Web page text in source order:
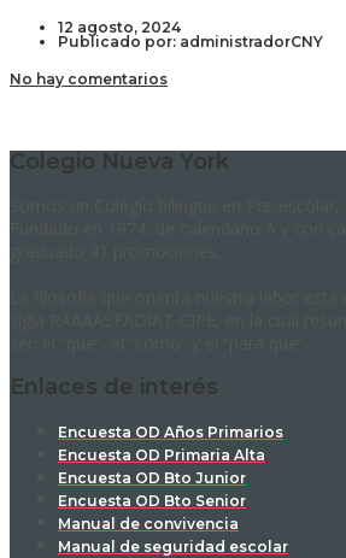
12 agosto, 2024
Publicado por: administradorCNY
No hay comentarios
Colegio Nueva York
Enlaces de interés
Encuesta OD Años Primarios
Encuesta OD Primaria Alta
Encuesta OD Bto Junior
Encuesta OD Bto Senior
Manual de convivencia
Manual de seguridad escolar